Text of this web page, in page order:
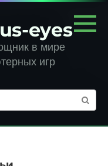
eyes
в мире
игр